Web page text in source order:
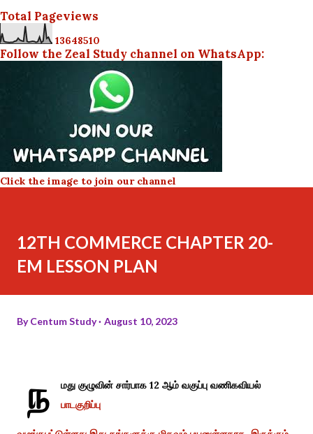
Total Pageviews
13648510
Follow the Zeal Study channel on WhatsApp:
Click the image to join our channel
12TH COMMERCE CHAPTER 20-
EM LESSON PLAN
ByCentum Study August 10, 2023
ந
மது குழுவின் சார்பாக 12 ஆம் வகுப்பு வணிகவியல்
பாடகுறிப்பு